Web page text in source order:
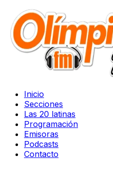
Inicio
Secciones
Las 20 latinas
Programación
Emisoras
Podcasts
Contacto